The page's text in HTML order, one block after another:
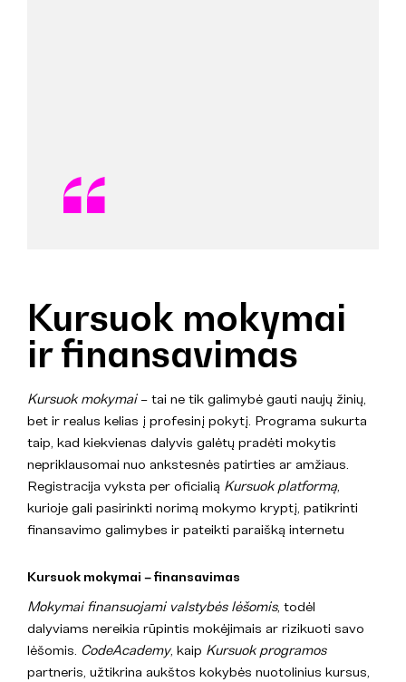
Kursuok mokymai
ir finansavimas
Kursuok mokymai– tai ne tik galimybė gauti naujų žinių,
bet ir realus kelias į profesinį pokytį. Programa sukurta
taip, kad kiekvienas dalyvis galėtų pradėti mokytis
nepriklausomai nuo ankstesnės patirties ar amžiaus.
Registracija vyksta per oficialią Kursuok platformą,
kurioje gali pasirinkti norimą mokymo kryptį, patikrinti
finansavimo galimybes ir pateikti paraišką internetu
Kursuok mokymai – finansavimas
Mokymai finansuojami valstybės lėšomis, todėl
dalyviams nereikia rūpintis mokėjimais ar rizikuoti savo
lėšomis. CodeAcademy, kaip Kursuok programos
partneris, užtikrina aukštos kokybės nuotolinius kursus,